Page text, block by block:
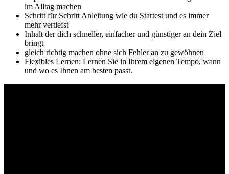
im Alltag machen
Schritt für Schritt Anleitung wie du Startest und es immer
mehr vertiefst
Inhalt der dich schneller, einfacher und günstiger an dein Ziel
bringt
gleich richtig machen ohne sich Fehler an zu gewöhnen
Flexibles Lernen: Lernen Sie in Ihrem eigenen Tempo, wann
und wo es Ihnen am besten passt.